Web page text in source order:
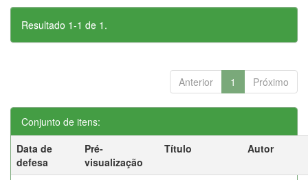
Resultado 1-1 de 1.
Anterior 1 Próximo
Conjunto de itens:
Data de
defesa
Pré-
visualização
Título Autor